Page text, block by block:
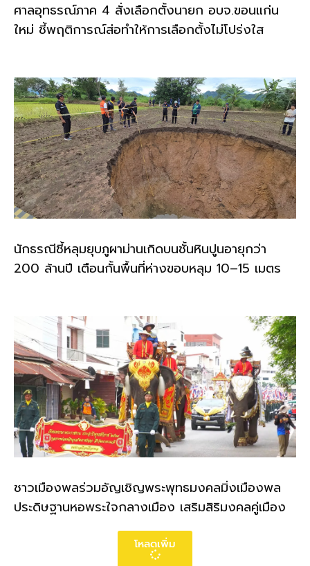
ศาลอุทธรณ์ภาค 4 สั่งเลือกตั้งนายก อบจ.ขอนแก่น
ใหม่ ชี้พฤติการณ์ส่อทำให้การเลือกตั้งไม่โปร่งใส
นักธรณีชี้หลุมยุบภูผาม่านเกิดบนชั้นหินปูนอายุกว่า
200 ล้านปี เตือนกั้นพื้นที่ห่างขอบหลุม 10–15 เมตร
ชาวเมืองพลร่วมอัญเชิญพระพุทธมงคลมิ่งเมืองพล
ประดิษฐานหอพระใจกลางเมือง เสริมสิริมงคลคู่เมือง
โหลดเพิ่ม